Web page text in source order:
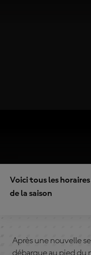
Voici tous les
de la saison
Après une nouvelle
débarque au pied du